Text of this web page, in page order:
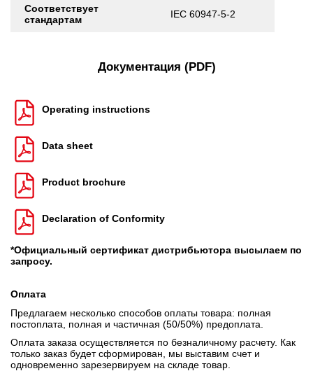
Соответствует
стандартам
IEC 60947-5-2
Документация (PDF)
Operating instructions
Data sheet
Product brochure
Declaration of Conformity
*Официальный сертификат дистрибьютора высылаем по
запросу.
Оплата
Предлагаем несколько способов оплаты товара: полная
постоплата, полная и частичная (50/50%) предоплата.
Оплата заказа осуществляется по безналичному расчету. Как
только заказ будет сформирован, мы выставим счет и
одновременно зарезервируем на складе товар.